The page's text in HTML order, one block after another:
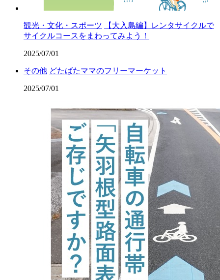
観光・文化・スポーツ
【大入島編】レンタサイクルで
サイクルコースをまわってみよう！
2025/07/01
その他 どたばたママのフリーマーケット
2025/07/01